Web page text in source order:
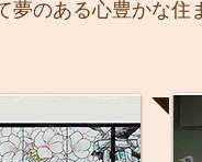
のある心豊かな住